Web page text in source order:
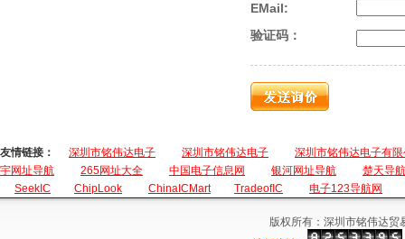
EMail:
验证码：
友情链接： 深圳市铭伟达电子 深圳市铭伟达电子
深圳市铭伟达电子有
宇网址导航
265网址大全 中国电子信息网 银河网址导航
楚天导航
SeekIC
ChipLook ChinaICMart TradeofIC 电子123导航网
版权所有：深圳市铭伟达